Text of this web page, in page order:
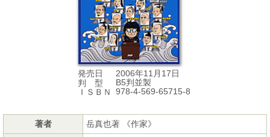
発売日
2006年11月17日
判 型
B5判並製
ＩＳＢＮ
978-4-569-65715-8
著者 岳真也著 《作家》